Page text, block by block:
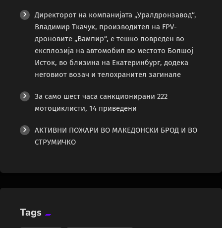
Директорот на компанијата „Уралдронзавод“,
Владимир Ткачук, производител на FPV-
дроновите „Вампир“, е тешко повреден во
експлозија на автомобил во местото Болшој
Исток, во близина на Екатеринбург, додека
неговиот возач и телохранител загинале
За само шест часа санкционирани 222
мотоциклисти, 14 приведени
АКТИВНИ ПОЖАРИ ВО МАКЕДОНСКИ БРОД И ВО
СТРУМИЧКО
Tags